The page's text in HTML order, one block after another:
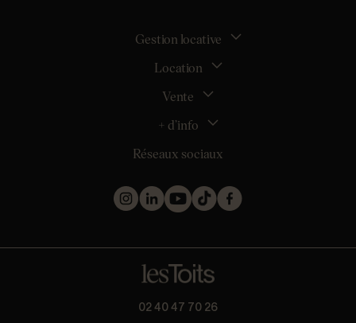
Gestion locative
La gestion locative
Location
Tous nos biens en location
Location appartement Saint-Sébastien-sur-Loire
Location maison Clisson (44190)
Location maison Rezé (44400)
Vente
Estimer mon bien
Maison Carquefou (44470)
Maison Couëron (44220)
Appartement Saint-Herblain (44800)
+ d’info
Inscription
Nos métiers
Les projets d’achat
Mentions légales
Politique de confidentialité
* Collecte d’avis conforme à la norme AFNOR NF ISO 20488 via
Réseaux sociaux
02 40 47 70 26